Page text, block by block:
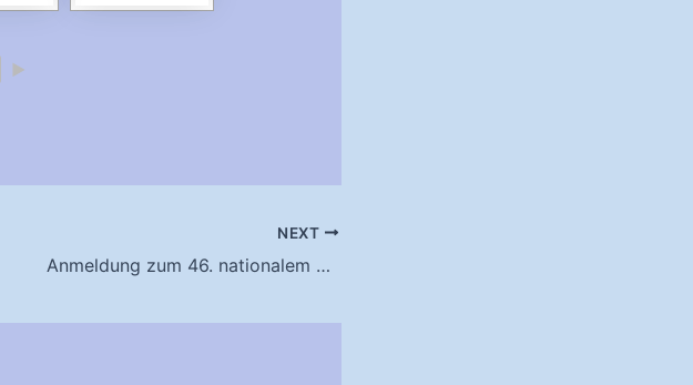
►
NEXT
Anmeldung zum 46. nationalem Arrowhead Turnier